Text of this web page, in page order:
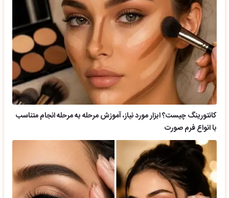
کانتورینگ چیست؟ ابزار مورد نیاز، آموزش مرحله به مرحله انجام متناسب
با انواع فرم صورت